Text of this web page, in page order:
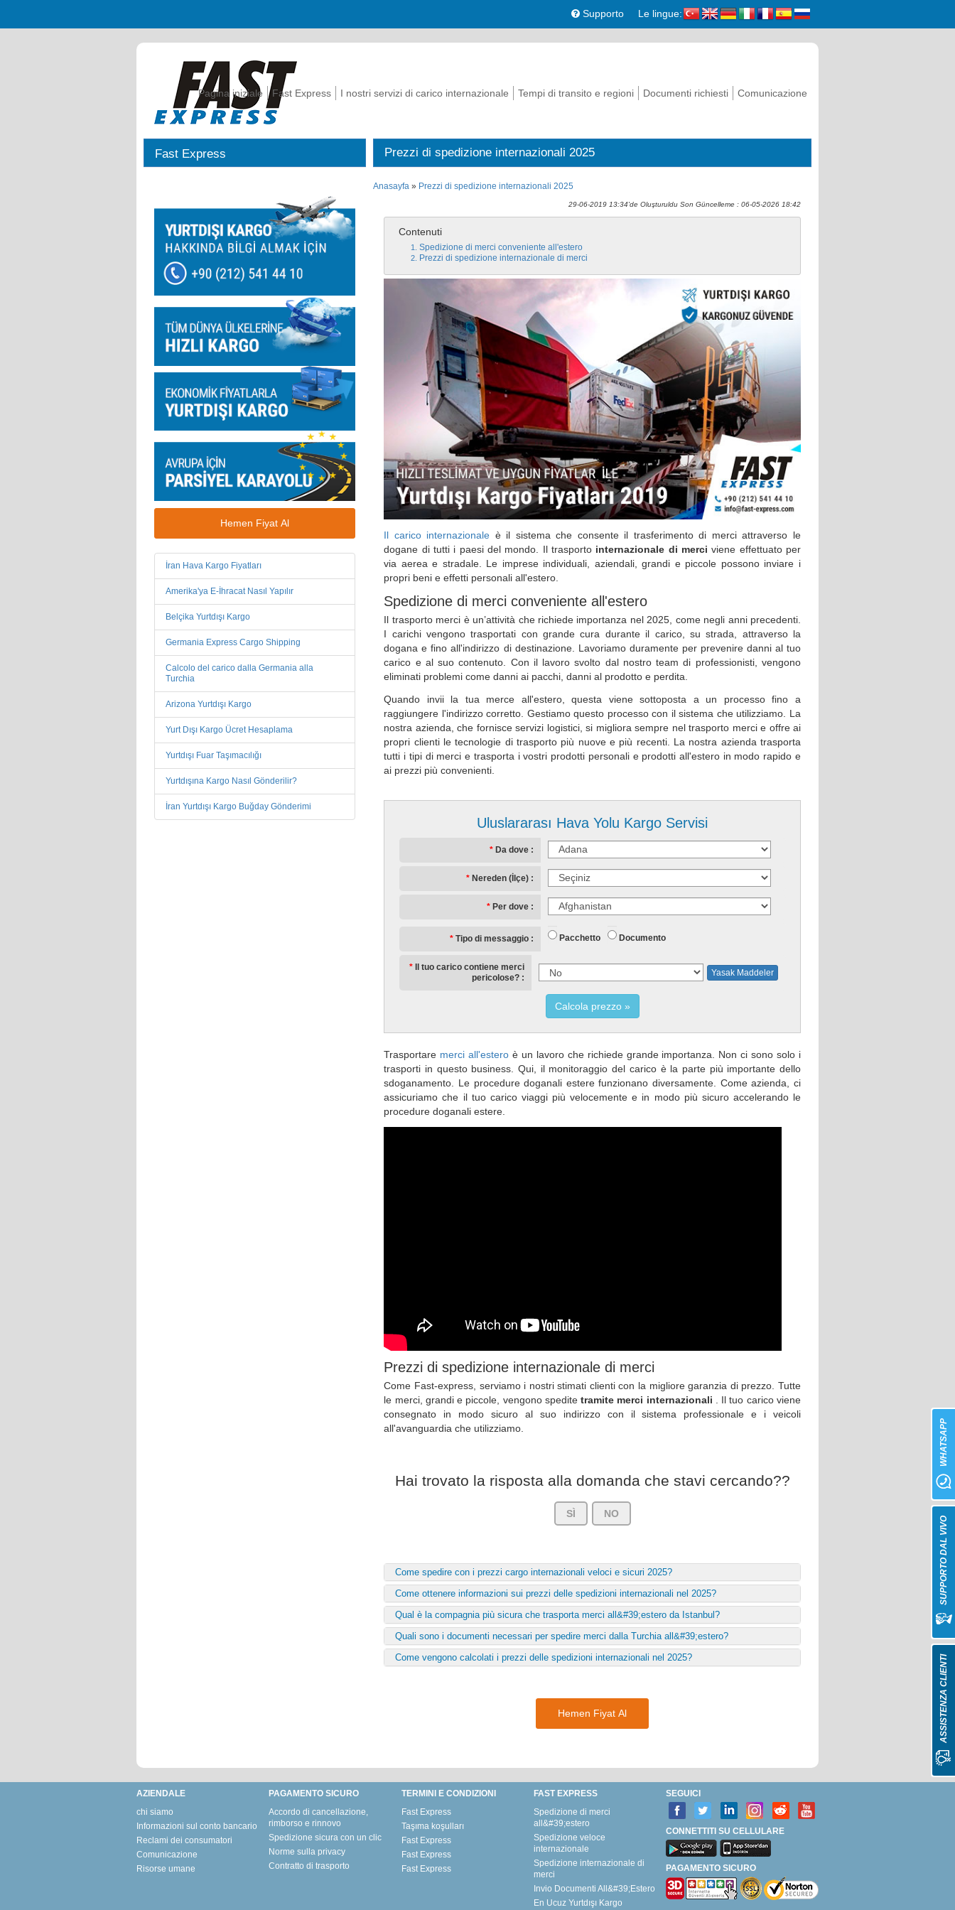
Supporto Le lingue:
Pagina iniziale Fast Express I nostri servizi di carico internazionale Tempi di transito e regioni Documenti richiesti Comunicazione
Fast Express
Hemen Fiyat Al
İran Hava Kargo Fiyatları
Amerika'ya E-İhracat Nasıl Yapılır
Belçika Yurtdışı Kargo
Germania Express Cargo Shipping
Calcolo del carico dalla Germania alla
Turchia
Arizona Yurtdışı Kargo
Yurt Dışı Kargo Ücret Hesaplama
Yurtdışı Fuar Taşımacılığı
Yurtdışına Kargo Nasıl Gönderilir?
İran Yurtdışı Kargo Buğday Gönderimi
Prezzi di spedizione internazionali 2025
Anasayfa » Prezzi di spedizione internazionali 2025
29-06-2019 13:34'de Oluşturuldu Son Güncelleme : 06-05-2026 18:42
Uluslararası Hava Yolu Kargo Servisi
Da dove
Nereden (İlçe)
Per dove
Tipo di messaggio Pacchetto Documento
Il tuo carico contiene merci
pericolose?
Yasak Maddeler
Calcola prezzo
Contenuti
Spedizione di merci conveniente all'estero
Prezzi di spedizione internazionale di merci
Il carico internazionale è il sistema che consente il trasferimento di merci attraverso le
dogane di tutti i paesi del mondo. Il trasporto internazionale di merci viene effettuato per
via aerea e stradale. Le imprese individuali, aziendali, grandi e piccole possono inviare i
propri beni e effetti personali all'estero.
Spedizione di merci conveniente all'estero
Il trasporto merci è un’attività che richiede importanza nel 2025, come negli anni precedenti.
I carichi vengono trasportati con grande cura durante il carico, su strada, attraverso la
dogana e fino all'indirizzo di destinazione. Lavoriamo duramente per prevenire danni al tuo
carico e al suo contenuto. Con il lavoro svolto dal nostro team di professionisti, vengono
eliminati problemi come danni ai pacchi, danni al prodotto e perdita.
Quando invii la tua merce all'estero, questa viene sottoposta a un processo fino a
raggiungere l'indirizzo corretto. Gestiamo questo processo con il sistema che utilizziamo. La
nostra azienda, che fornisce servizi logistici, si migliora sempre nel trasporto merci e offre ai
propri clienti le tecnologie di trasporto più nuove e più recenti. La nostra azienda trasporta
tutti i tipi di merci e trasporta i vostri prodotti personali e prodotti all'estero in modo rapido e
ai prezzi più convenienti.
Trasportare merci all'estero è un lavoro che richiede grande importanza. Non ci sono solo i
trasporti in questo business. Qui, il monitoraggio del carico è la parte più importante dello
sdoganamento. Le procedure doganali estere funzionano diversamente. Come azienda, ci
assicuriamo che il tuo carico viaggi più velocemente e in modo più sicuro accelerando le
procedure doganali estere.
Prezzi di spedizione internazionale di merci
Come Fast-express, serviamo i nostri stimati clienti con la migliore garanzia di prezzo. Tutte
le merci, grandi e piccole, vengono speditetramite merci internazionali . Il tuo carico viene
consegnato in modo sicuro al suo indirizzo con il sistema professionale e i veicoli
all'avanguardia che utilizziamo.
Hai trovato la risposta alla domanda che stavi cercando??
SÌ NO
Come spedire con i prezzi cargo internazionali veloci e sicuri 2025?
Come ottenere informazioni sui prezzi delle spedizioni internazionali nel 2025?
Qual è la compagnia più sicura che trasporta merci all&#39;estero da Istanbul?
Quali sono i documenti necessari per spedire merci dalla Turchia all&#39;estero?
Come vengono calcolati i prezzi delle spedizioni internazionali nel 2025?
Hemen Fiyat Al
AZIENDALE
chi siamo
Informazioni sul conto bancario
Reclami dei consumatori
Comunicazione
Risorse umane
PAGAMENTO SICURO
Accordo di cancellazione,
rimborso e rinnovo
Spedizione sicura con un clic
Norme sulla privacy
Contratto di trasporto
TERMINI E CONDIZIONI
Fast Express
Taşıma koşulları
Fast Express
Fast Express
Fast Express
FAST EXPRESS
Spedizione di merci
all&#39;estero
Spedizione veloce
internazionale
Spedizione internazionale di
merci
Invio Documenti All&#39;Estero
En Ucuz Yurtdışı Kargo
SEGUICI
CONNETTITI SU CELLULARE
PAGAMENTO SICURO
ASSISTENZA CLIENTI
SUPPORTO DAL VIVO
WHATSAPP